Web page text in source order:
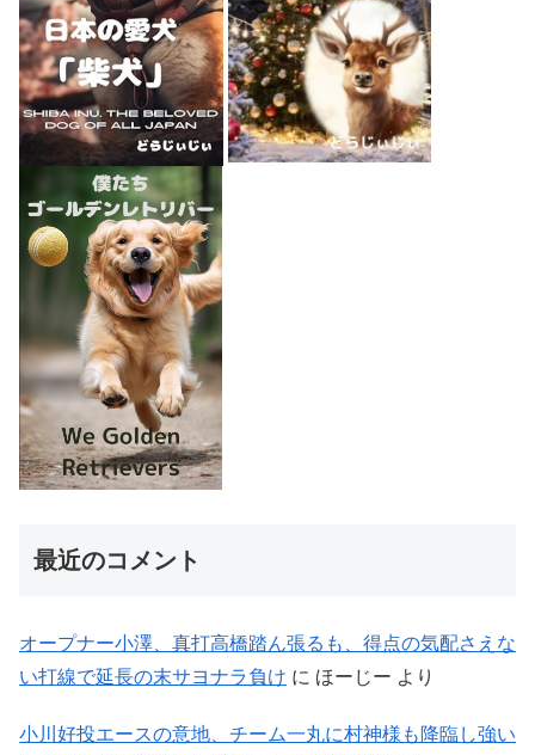
最近のコメント
オープナー小澤、真打高橋踏ん張るも、得点の気配さえな
い打線で延長の末サヨナラ負け に ほーじー より
小川好投エースの意地、チーム一丸に村神様も降臨し強い